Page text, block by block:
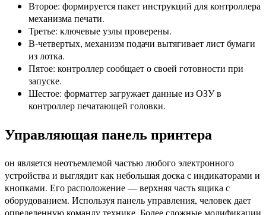
Второе: формируется пакет инструкций для контроллера
механизма печати.
Третье: ключевые узлы проверены.
В-четвертых, механизм подачи вытягивает лист бумаги
из лотка.
Пятое: контроллер сообщает о своей готовности при
запуске.
Шестое: форматтер загружает данные из ОЗУ в
контроллер печатающей головки.
Управляющая панель принтера
он является неотъемлемой частью любого электронного
устройства и выглядит как небольшая доска с индикаторами и
кнопками. Его расположение — верхняя часть ящика с
оборудованием. Используя панель управления, человек дает
определенную команду технике. Более сложные модификации